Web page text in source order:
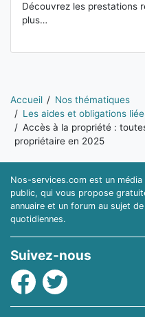
Découvrez les prestations
plus…
Vous êtes ici:
Accueil
Nos thématiques
Les aides et obligations
Accès à la propriété :
propriétaire en 2025
Nos-services.com est un
public, qui vous propose
annuaire et un forum au sujet
quotidiennes.
Suivez-nous
Facebook
Twitter